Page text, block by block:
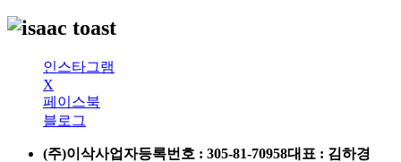
인스타그램
X
페이스북
블로그
(주)이삭사업자등록번호 : 305-81-70958대표 : 김하경